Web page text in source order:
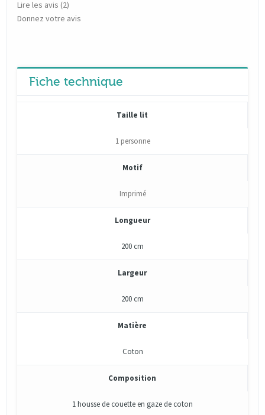
Lire les avis (2)
Donnez votre avis
Fiche technique
Taille lit
1 personne
Motif
Imprimé
Longueur
200 cm
Largeur
200 cm
Matière
Coton
Composition
1 housse de couette en gaze de coton